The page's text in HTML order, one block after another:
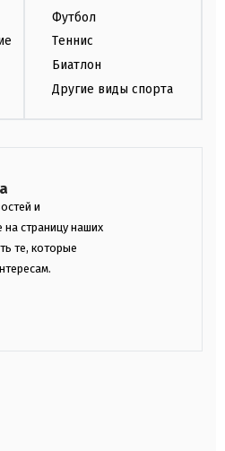
Футбол
Теннис
Биатлон
Другие виды спорта
и
страницу наших
те, которые